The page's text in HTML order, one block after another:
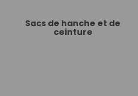
Sacs de hanche et de
ceinture